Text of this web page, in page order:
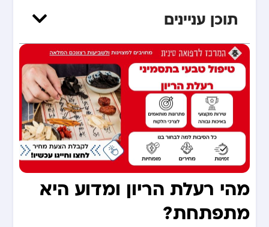
תוכן עניינים
מהי רעלת הריון ומדוע היא
מתפתחת?